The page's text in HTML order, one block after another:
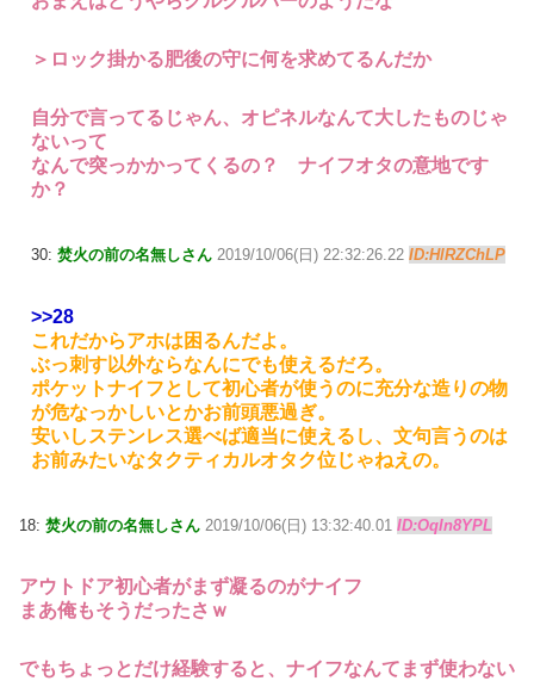
＞ロック掛かる肥後の守に何を求めてるんだか
自分で言ってるじゃん、オピネルなんて大したものじゃ
ないって
なんで突っかかってくるの？ ナイフオタの意地です
か？
30: 焚火の前の名無しさん 2019/10/06(日) 22:32:26.22 ID:HlRZChLP
>>28
これだからアホは困るんだよ。
ぶっ刺す以外ならなんにでも使えるだろ。
ポケットナイフとして初心者が使うのに充分な造りの物
が危なっかしいとかお前頭悪過ぎ。
安いしステンレス選べば適当に使えるし、文句言うのは
お前みたいなタクティカルオタク位じゃねえの。
18: 焚火の前の名無しさん 2019/10/06(日) 13:32:40.01 ID:OqIn8YPL
アウトドア初心者がまず凝るのがナイフ
まあ俺もそうだったさｗ
でもちょっとだけ経験すると、ナイフなんてまず使わない